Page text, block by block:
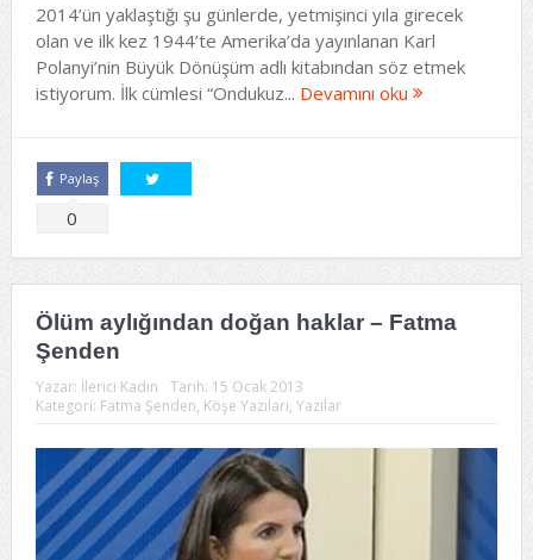
2014’ün yaklaştığı şu günlerde, yetmişinci yıla girecek
olan ve ilk kez 1944’te Amerika’da yayınlanan Karl
Polanyi’nin Büyük Dönüşüm adlı kitabından söz etmek
istiyorum. İlk cümlesi “Ondukuz... Devamını oku
Paylaş
0
Ölüm aylığından doğan haklar – Fatma
Şenden
Yazar: İlerici Kadın Tarih: 15 Ocak 2013
Kategori: Fatma Şenden, Köşe Yazıları, Yazılar